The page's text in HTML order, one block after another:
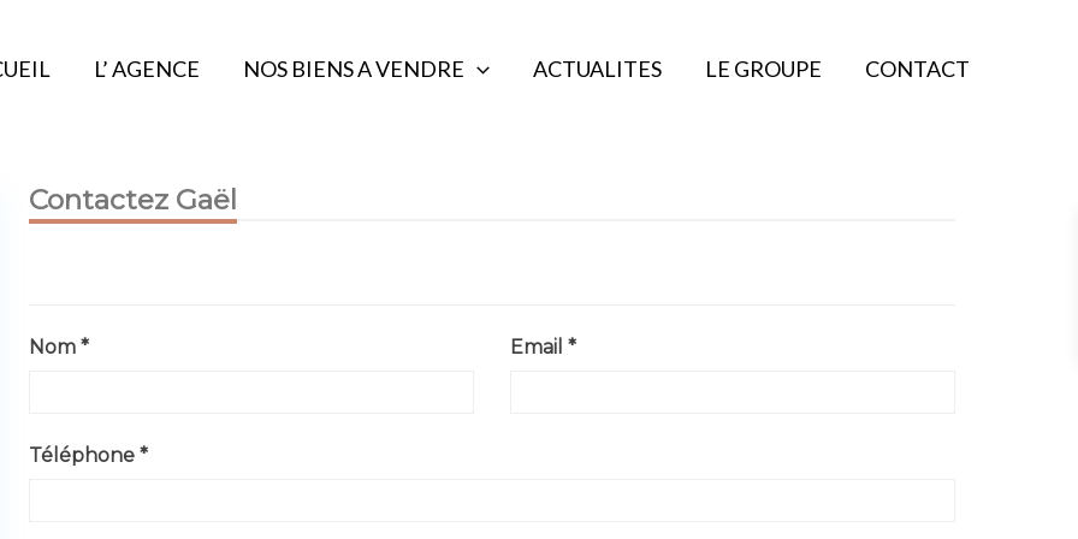
L’ AGENCE NOS BIENS A VENDRE ACTUALITES LE GROUPE CONTACT
Contactez Gaël
Nom * Email *
Téléphone *